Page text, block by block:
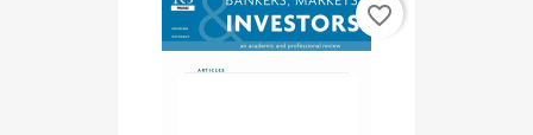
favorite_border